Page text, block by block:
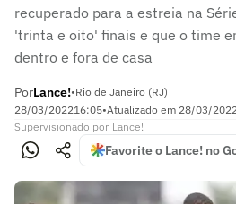
recuperado para a estreia na
'trinta e oito' finais e que o time
dentro e fora de casa
PorLance!•Rio de Janeiro (RJ)
28/03/202216:05•Atualizado em 28/03/
Supervisionado por Lance!
Favorite o Lance! no